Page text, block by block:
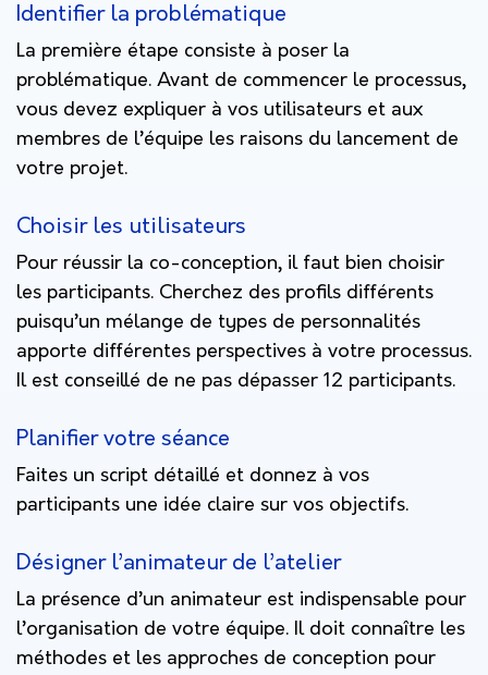
Identifier la problématique
La première étape consiste à poser la
problématique. Avant de commencer le processus,
vous devez expliquer à vos utilisateurs et aux
membres de l’équipe les raisons du lancement de
votre projet.
Choisir les utilisateurs
Pour réussir la co-conception, il faut bien choisir
les participants. Cherchez des profils différents
puisqu’un mélange de types de personnalités
apporte différentes perspectives à votre processus.
Il est conseillé de ne pas dépasser 12 participants.
Planifier votre séance
Faites un script détaillé et donnez à vos
participants une idée claire sur vos objectifs.
Désigner l’animateur de l’atelier
La présence d’un animateur est indispensable pour
l’organisation de votre équipe. Il doit connaître les
méthodes et les approches de conception pour